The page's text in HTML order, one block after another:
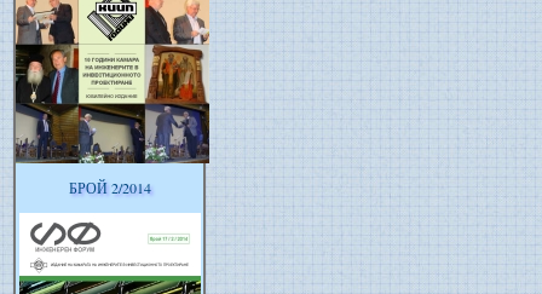
БРОЙ 2/2014